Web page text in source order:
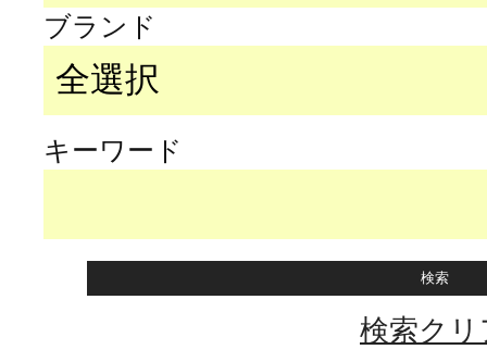
ブランド
キーワード
検索クリ